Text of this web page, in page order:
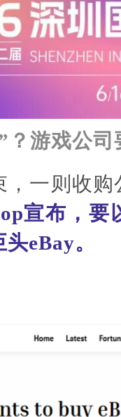
？游戏公
，一则收
宣布，
eBay。